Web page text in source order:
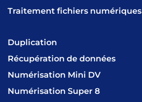
Traitement fichiers numériques
Duplication
Récupération de données
Numérisation Mini DV
Numérisation Super 8